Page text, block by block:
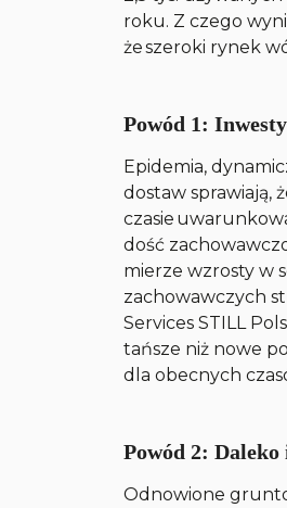
roku. Z czego
że szeroki rynek
Powód 1:
Epidemia,
dostaw sprawiają,
czasie
dość
mierze wzrosty w
zachowawczych
Services STILL
tańsze niż nowe
dla obecnych
Powód 2: Daleko
Odnowione